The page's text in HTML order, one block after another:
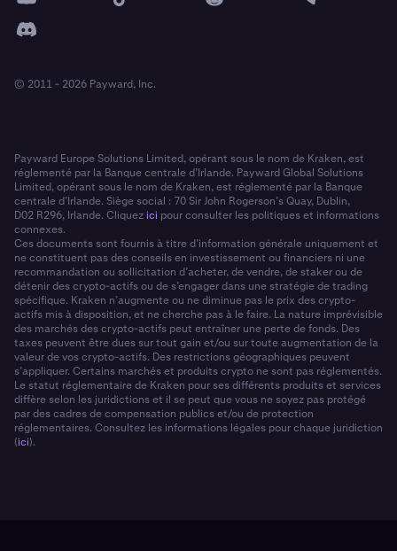
© 2011 - 2026 Payward, Inc.
Payward Europe Solutions Limited, opérant sous le nom de Kraken, est
réglementé par la Banque centrale d’Irlande. Payward Global Solutions
Limited, opérant sous le nom de Kraken, est réglementé par la Banque
centrale d’Irlande. Siège social : 70 Sir John Rogerson’s Quay, Dublin,
D02 R296, Irlande. Cliquezici pour consulter les politiques et informations
connexes.
Ces documents sont fournis à titre d’information générale uniquement et
ne constituent pas des conseils en investissement ou financiers ni une
recommandation ou sollicitation d’acheter, de vendre, de staker ou de
détenir des crypto-actifs ou de s’engager dans une stratégie de trading
spécifique. Kraken n’augmente ou ne diminue pas le prix des crypto-
actifs mis à disposition, et ne cherche pas à le faire. La nature imprévisible
des marchés des crypto-actifs peut entraîner une perte de fonds. Des
taxes peuvent être dues sur tout gain et/ou sur toute augmentation de la
valeur de vos crypto-actifs. Des restrictions géographiques peuvent
s’appliquer. Certains marchés et produits crypto ne sont pas réglementés.
Le statut réglementaire de Kraken pour ses différents produits et services
diffère selon les juridictions et il se peut que vous ne soyez pas protégé
par des cadres de compensation publics et/ou de protection
réglementaires. Consultez les informations légales pour chaque juridiction
(ici).